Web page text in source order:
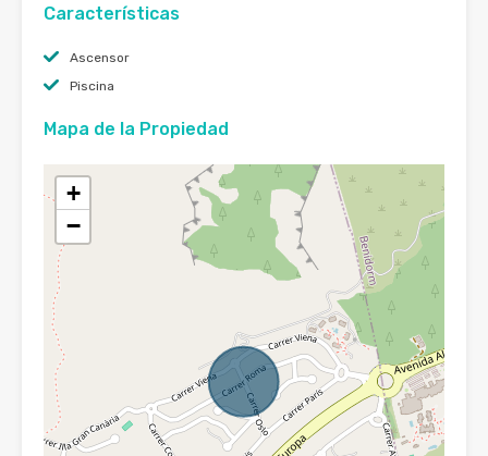
Características
Ascensor
Piscina
Mapa de la Propiedad
+
−